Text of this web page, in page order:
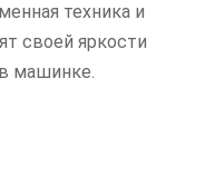
техника и
своей яркости
машинке.